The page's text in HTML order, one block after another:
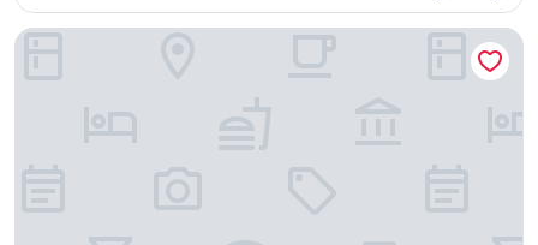
ulasan)
Grand Hotel Des Terreaux